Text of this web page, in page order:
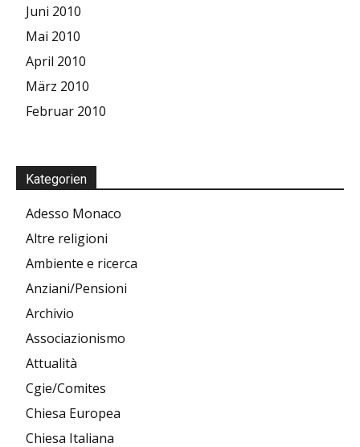
Juni 2010
Mai 2010
April 2010
März 2010
Februar 2010
Kategorien
Adesso Monaco
Altre religioni
Ambiente e ricerca
Anziani/Pensioni
Archivio
Associazionismo
Attualità
Cgie/Comites
Chiesa Europea
Chiesa Italiana